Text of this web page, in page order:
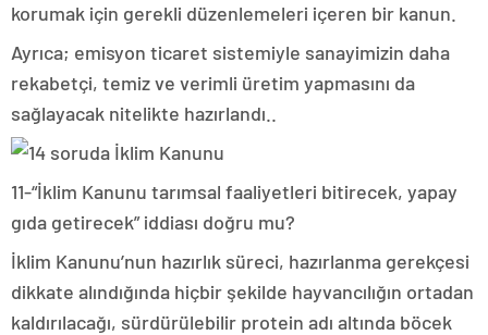
korumak için gerekli düzenlemeleri içeren bir kanun.
Ayrıca; emisyon ticaret sistemiyle sanayimizin daha
rekabetçi, temiz ve verimli üretim yapmasını da
sağlayacak nitelikte hazırlandı..
11-“İklim Kanunu tarımsal faaliyetleri bitirecek, yapay
gıda getirecek” iddiası doğru mu?
İklim Kanunu’nun hazırlık süreci, hazırlanma gerekçesi
dikkate alındığında hiçbir şekilde hayvancılığın ortadan
kaldırılacağı, sürdürülebilir protein adı altında böcek